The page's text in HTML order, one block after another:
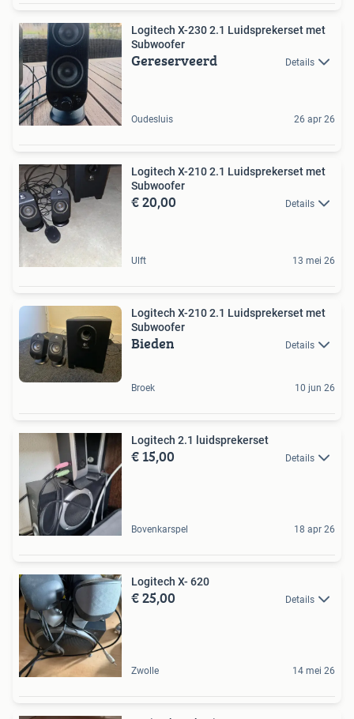
Logitech X-230 2.1 Luidsprekerset met
Subwoofer
Gereserveerd Details
Oudesluis 26 apr 26
Logitech X-210 2.1 Luidsprekerset met
Subwoofer
€ 20,00 Details
Ulft 13 mei 26
Logitech X-210 2.1 Luidsprekerset met
Subwoofer
Bieden Details
Broek 10 jun 26
Logitech 2.1 luidsprekerset
€ 15,00 Details
Bovenkarspel 18 apr 26
Logitech X- 620
€ 25,00 Details
Zwolle 14 mei 26